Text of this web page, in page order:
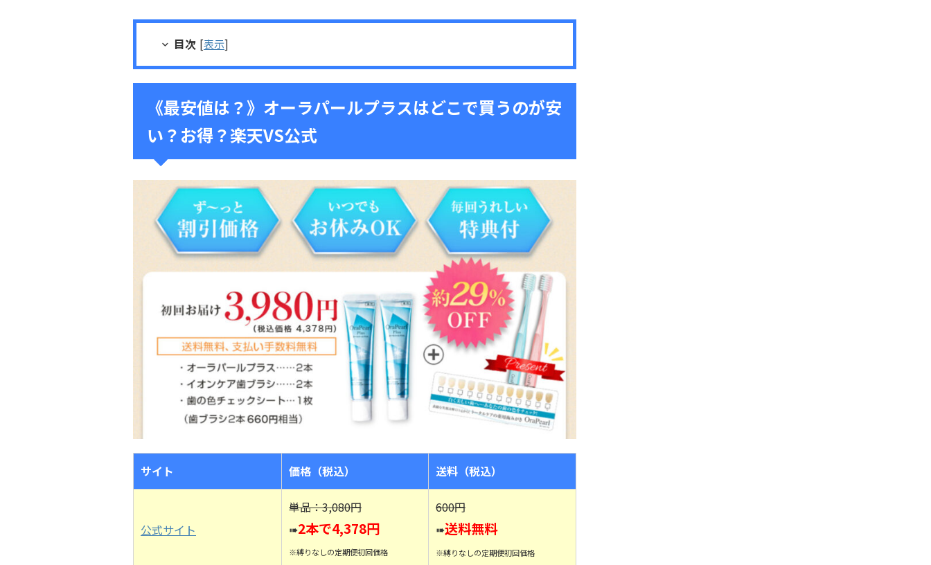
目次 [表示]
《最安値は？》オーラパールプラスはどこで買うのが安
い？お得？楽天VS公式
サイト 価格（税込） 送料（税込）
公式サイト
単品：3,080円
➠2本で4,378円
※縛りなしの定期便初回価格
600円
➠送料無料
※縛りなしの定期便初回価格